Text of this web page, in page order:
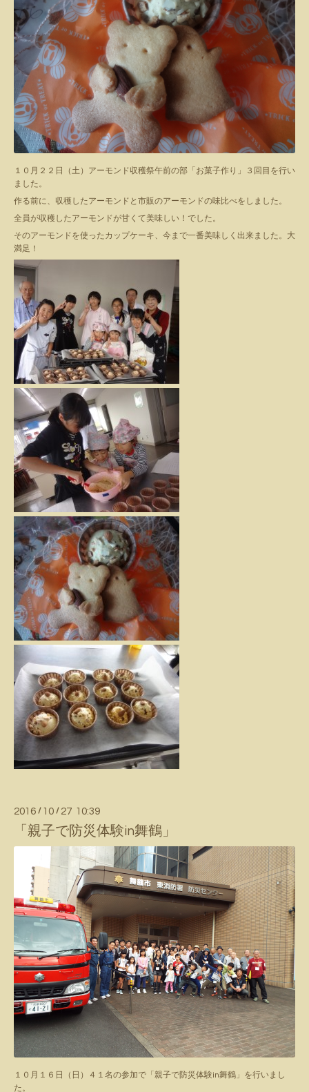
１０月２２日（土）アーモンド収穫祭午前の部「お菓子作り」３回目を行い
ました。
作る前に、収穫したアーモンドと市販のアーモンドの味比べをしました。
全員が収穫したアーモンドが甘くて美味しい！でした。
そのアーモンドを使ったカップケーキ、今まで一番美味しく出来ました。大
満足！
2016 / 10 / 27 10:39
「親子で防災体験in舞鶴」
１０月１６日（日）４１名の参加で「親子で防災体験in舞鶴」を行いまし
た。